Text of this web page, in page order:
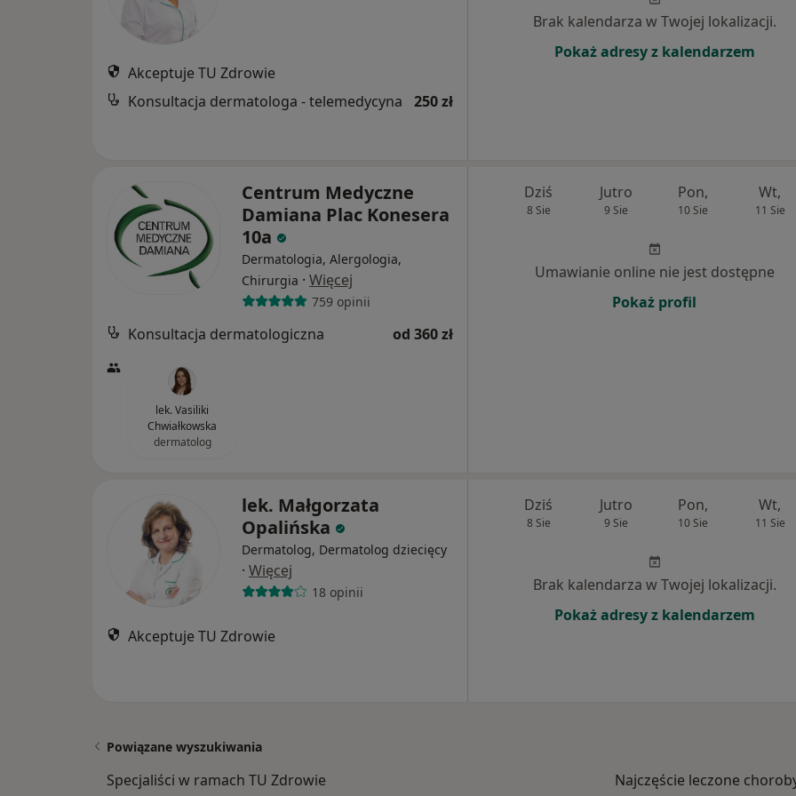
Akceptuje TU Zdrowie
Konsultacja dermatologa - telemedycyna
250 zł
Brak kalendarza w Twojej lokalizacji.
Pokaż adresy z kalendarzem
Centrum Medyczne
Damiana Plac Konesera
10a
Dermatologia, Alergologia,
Chirurgia · Więcej
759 opinii
Konsultacja dermatologiczna od 360 zł
lek. Vasiliki
Chwiałkowska
dermatolog
Dziś
8 Sie
Jutro
9 Sie
Pon,
10 Sie
Wt,
11 Sie
Umawianie online nie jest dostępne
Pokaż profil
lek. Małgorzata
Opalińska
Dermatolog, Dermatolog dziecięcy
· Więcej
18 opinii
Akceptuje TU Zdrowie
Dziś
8 Sie
Jutro
9 Sie
Pon,
10 Sie
Wt,
11 Sie
Brak kalendarza w Twojej lokalizacji.
Pokaż adresy z kalendarzem
Powiązane wyszukiwania
Specjaliści w ramach TU Zdrowie Najczęście leczone